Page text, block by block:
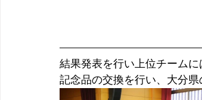
結果発表を行い上位チームに
記念品の交換を行い、大分